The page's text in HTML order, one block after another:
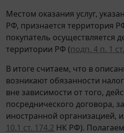
Местом оказания услуг,
РФ, признается территория
покупатель осуществляется
территории РФ (подп. 4 п. 1
В итоге считаем, что в
возникают обязанности
вне зависимости от того,
посреднического договора,
иностранной организацией,
10.1 ст. 174.2 НК РФ).